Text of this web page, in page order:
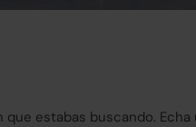
estabas buscando.